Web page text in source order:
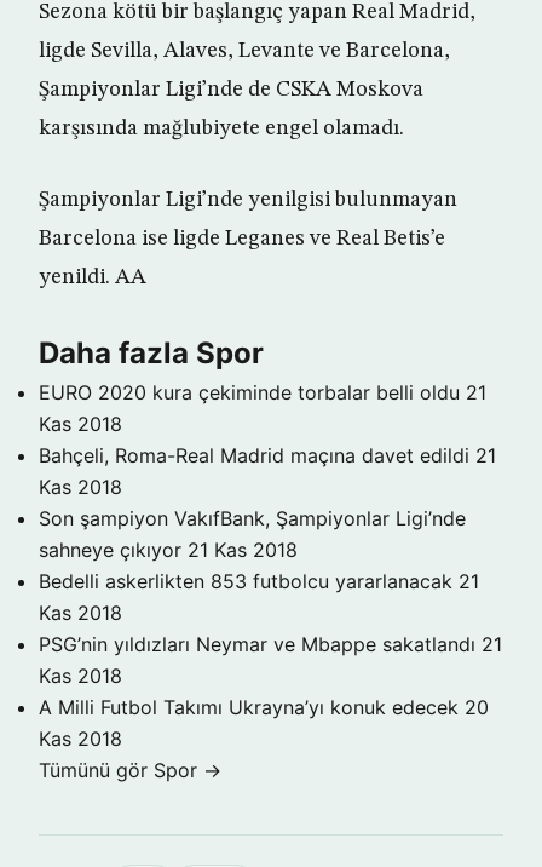
Sezona kötü bir başlangıç yapan Real Madrid,
ligde Sevilla, Alaves, Levante ve Barcelona,
Şampiyonlar Ligi’nde de CSKA Moskova
karşısında mağlubiyete engel olamadı.
Şampiyonlar Ligi’nde yenilgisi bulunmayan
Barcelona ise ligde Leganes ve Real Betis’e
yenildi. AA
Daha fazla Spor
EURO 2020 kura çekiminde torbalar belli oldu 21
Kas 2018
Bahçeli, Roma-Real Madrid maçına davet edildi 21
Kas 2018
Son şampiyon VakıfBank, Şampiyonlar Ligi’nde
sahneye çıkıyor 21 Kas 2018
Bedelli askerlikten 853 futbolcu yararlanacak 21
Kas 2018
PSG’nin yıldızları Neymar ve Mbappe sakatlandı 21
Kas 2018
A Milli Futbol Takımı Ukrayna’yı konuk edecek 20
Kas 2018
Tümünü gör Spor →